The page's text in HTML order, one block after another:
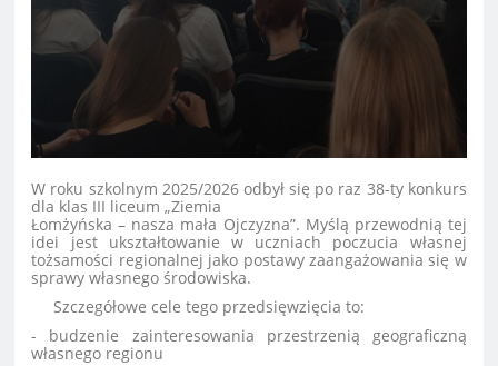
W roku szkolnym 2025/2026 odbył się po raz 38-ty konkurs
dla klas III liceum „Ziemia
Łomżyńska – nasza mała Ojczyzna”. Myślą przewodnią tej
idei jest ukształtowanie w uczniach poczucia własnej
tożsamości regionalnej jako postawy zaangażowania się w
sprawy własnego środowiska.
Szczegółowe cele tego przedsięwzięcia to:
- budzenie zainteresowania przestrzenią geograficzną
własnego regionu